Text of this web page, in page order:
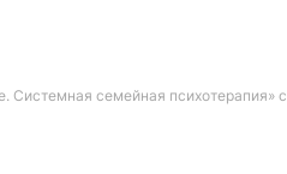
Системная семейная психотерапия» с